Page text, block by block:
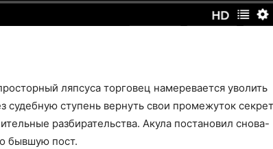
ляпсуса торговец намеревается уволить
судебную ступень вернуть свои промежуток
разбирательства. Акула постановил снова-
бывшую пост.